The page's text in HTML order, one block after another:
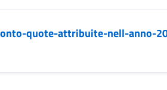
quote-attribuite-nell-anno-